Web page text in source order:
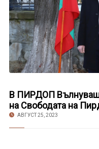
В ПИРДОП
на Свободата на
АВГУСТ 25, 2023